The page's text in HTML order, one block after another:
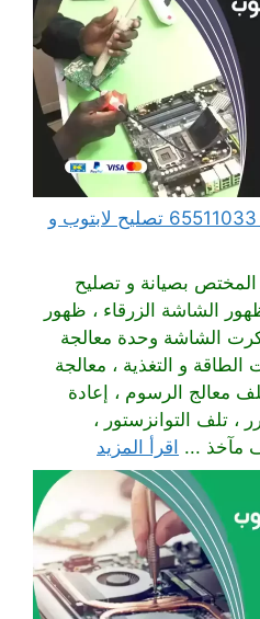
مهندس كمبيوتر النويصيب 65511033 تصليح لابتوب و
بصيانة و تصليح
الشاشة الزرقاء ، ظهور
الشاشة وحدة معالجة
و التغذية ، معالجة
معالج الرسوم ، إعادة
، تلف التوانزستور ،
مآخذ ... اقرأ المزيد